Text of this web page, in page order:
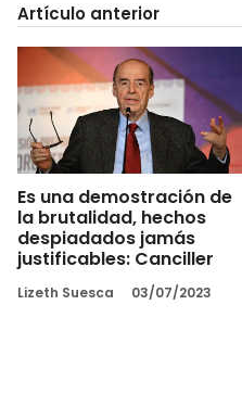
Artículo anterior
Es una demostración de
la brutalidad, hechos
despiadados jamás
justificables: Canciller
Lizeth Suesca 03/07/2023